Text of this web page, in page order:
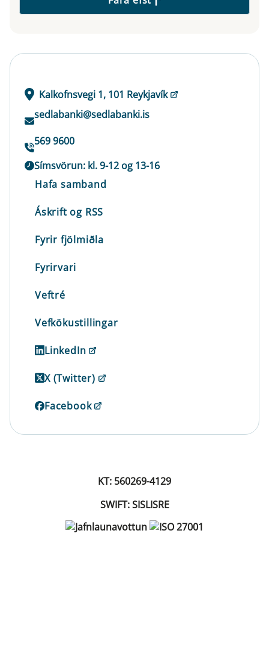
Kalkofnsvegi 1, 101 Reykjavík
sedlabanki@sedlabanki.is
569 9600
Símsvörun: kl. 9-12 og 13-16
Hafa samband
Áskrift og RSS
Fyrir fjölmiðla
Fyrirvari
Veftré
Vefkökustillingar
LinkedIn
X (Twitter)
Facebook
KT: 560269-4129
SWIFT: SISLISRE